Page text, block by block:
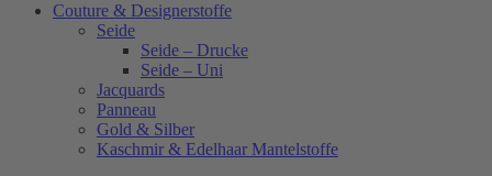
Couture & Designerstoffe
Seide
Seide – Drucke
Seide – Uni
Jacquards
Panneau
Gold & Silber
Kaschmir & Edelhaar Mantelstoffe